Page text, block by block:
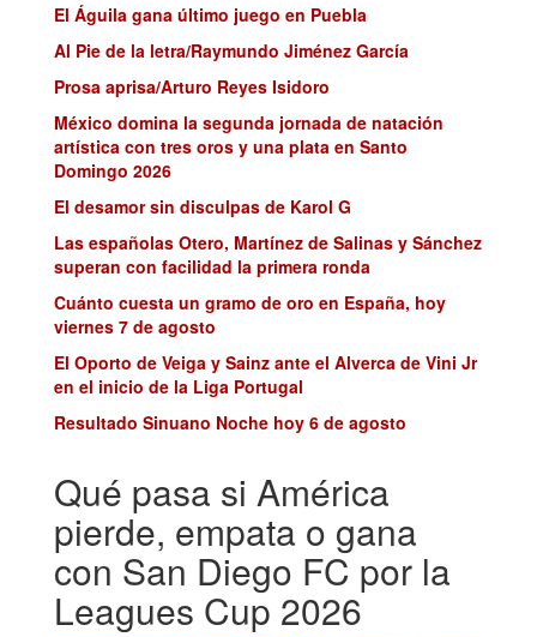
El Águila gana último juego en Puebla
Al Pie de la letra/Raymundo Jiménez García
Prosa aprisa/Arturo Reyes Isidoro
México domina la segunda jornada de natación
artística con tres oros y una plata en Santo
Domingo 2026
El desamor sin disculpas de Karol G
Las españolas Otero, Martínez de Salinas y Sánchez
superan con facilidad la primera ronda
Cuánto cuesta un gramo de oro en España, hoy
viernes 7 de agosto
El Oporto de Veiga y Sainz ante el Alverca de Vini Jr
en el inicio de la Liga Portugal
Resultado Sinuano Noche hoy 6 de agosto
Qué pasa si América
pierde, empata o gana
con San Diego FC por la
Leagues Cup 2026